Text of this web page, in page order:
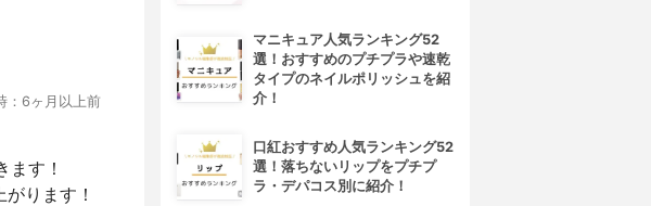
：6ヶ月以上前
す！
ります！
マニキュア人気ランキング52
選！おすすめのプチプラや速乾
タイプのネイルポリッシュを紹
介！
口紅おすすめ人気ランキング52
選！落ちないリップをプチプ
ラ・デパコス別に紹介！